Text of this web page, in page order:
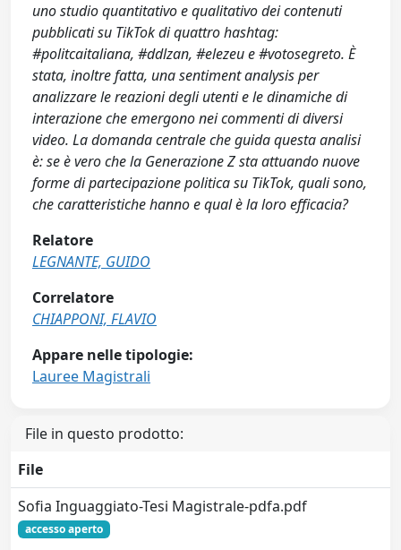
uno studio quantitativo e qualitativo dei contenuti
pubblicati su TikTok di quattro hashtag:
#politcaitaliana, #ddlzan, #elezeu e #votosegreto. È
stata, inoltre fatta, una sentiment analysis per
analizzare le reazioni degli utenti e le dinamiche di
interazione che emergono nei commenti di diversi
video. La domanda centrale che guida questa analisi
è: se è vero che la Generazione Z sta attuando nuove
forme di partecipazione politica su TikTok, quali sono,
che caratteristiche hanno e qual è la loro efficacia?
Relatore
LEGNANTE, GUIDO
Correlatore
CHIAPPONI, FLAVIO
Appare nelle tipologie:
Lauree Magistrali
File in questo prodotto:
File
Sofia Inguaggiato-Tesi Magistrale-pdfa.pdf
accesso aperto